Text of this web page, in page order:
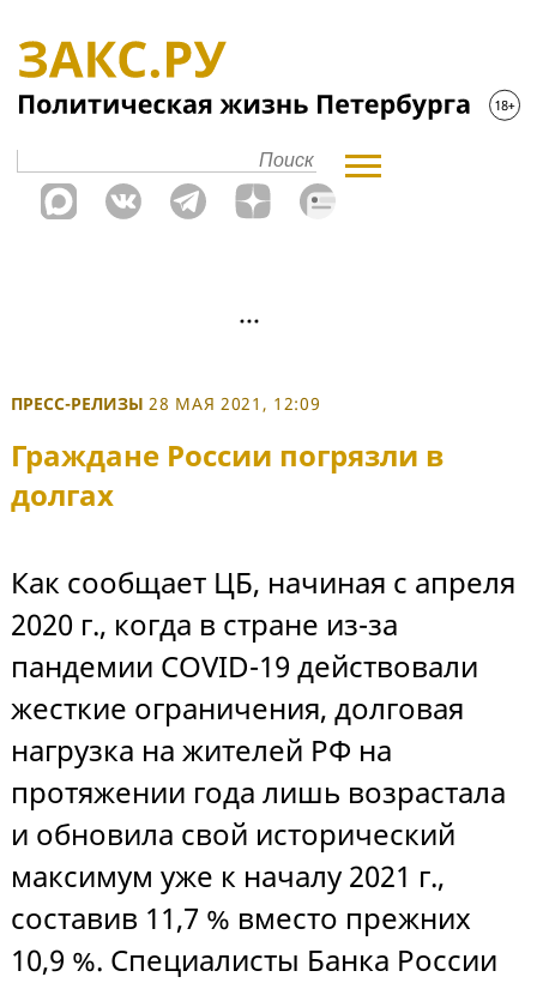
ПРЕСС-РЕЛИЗЫ 28 МАЯ 2021, 12:09
Граждане России погрязли в
долгах
Как сообщает ЦБ, начиная с апреля
2020 г., когда в стране из-за
пандемии COVID-19 действовали
жесткие ограничения, долговая
нагрузка на жителей РФ на
протяжении года лишь возрастала
и обновила свой исторический
максимум уже к началу 2021 г.,
составив 11,7 % вместо прежних
10,9 %. Специалисты Банка России